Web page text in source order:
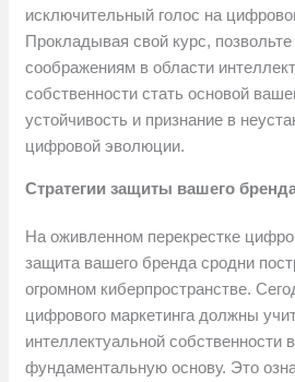
исключительный голос на
Прокладывая свой курс, позвольте
соображениям в области
собственности стать основой
устойчивость и признание в
цифровой эволюции.
Стратегии защиты вашего
На оживленном перекрестке
защита вашего бренда сродни
огромном киберпространстве.
цифрового маркетинга должны
интеллектуальной собственности
фундаментальную основу. Это